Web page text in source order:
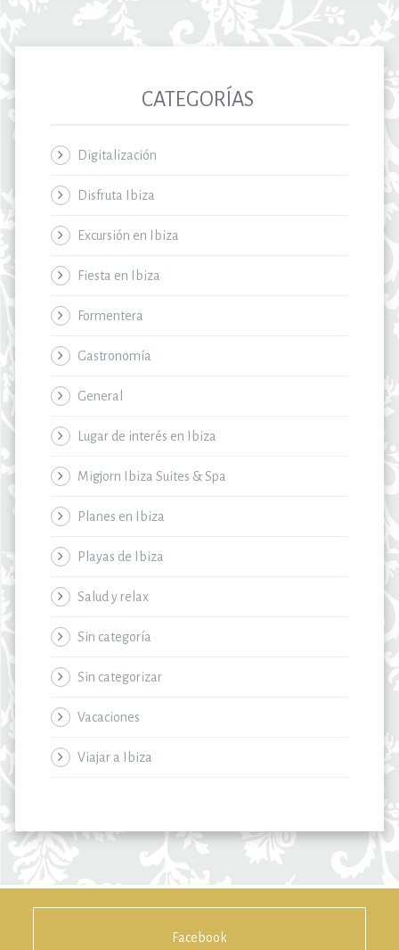
CATEGORÍAS
Digitalización
Disfruta Ibiza
Excursión en Ibiza
Fiesta en Ibiza
Formentera
Gastronomía
General
Lugar de interés en Ibiza
Migjorn Ibiza Suites & Spa
Planes en Ibiza
Playas de Ibiza
Salud y relax
Sin categoría
Sin categorizar
Vacaciones
Viajar a Ibiza
Facebook